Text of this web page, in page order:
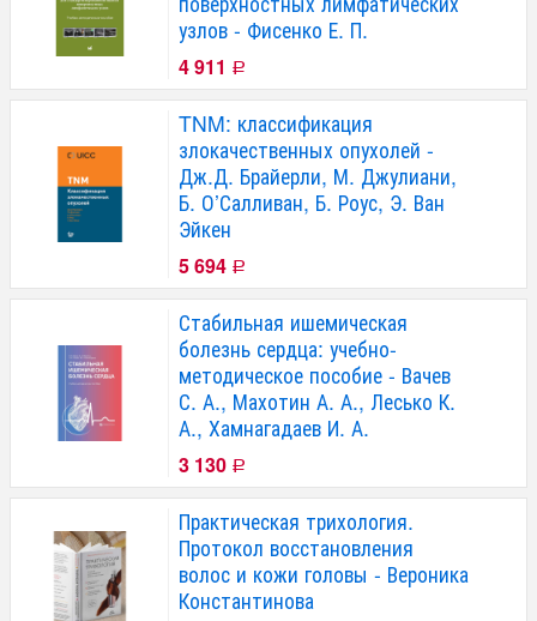
узлов - Фисенко Е. П.
4 911 Р
TNM: классификация
злокачественных опухолей -
Дж.Д. Брайерли, М. Джулиани,
Б. О’Салливан, Б. Роус, Э. Ван
Эйкен
5 694 Р
Стабильная ишемическая
болезнь сердца: учебно-
методическое пособие - Вачев
С. А., Махотин А. А., Лесько К.
А., Хамнагадаев И. А.
3 130 Р
Практическая трихология.
Протокол восстановления
волос и кожи головы - Вероника
Константинова